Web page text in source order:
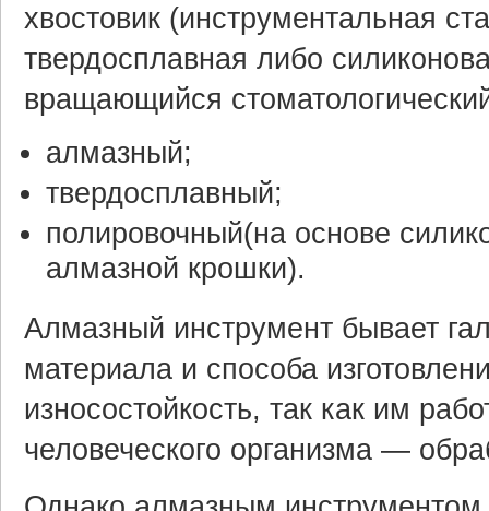
хвостовик (инструментальная
твердосплавная либо
вращающийся
алмазный;
твердосплавный;
полировочный(на основе
алмазной крошки).
Алмазный инструмент бывает
материала и способа
износостойкость, так как им
человеческого организма —